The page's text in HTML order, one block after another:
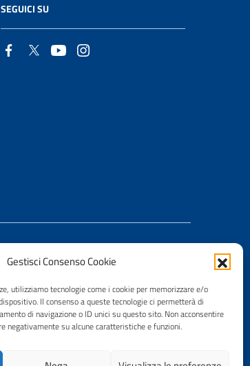
Gestisci Consenso Cookie
utilizziamo tecnologie come i cookie per memorizzare e/o
Il consenso a queste tecnologie ci permetterà di
di navigazione o ID unici su questo sito. Non acconsentire
negativamente su alcune caratteristiche e funzioni.
SEGUICI SU